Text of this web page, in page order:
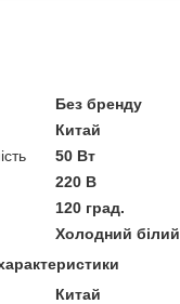
Без бренду
Китай
50 Вт
220 В
120 град.
Холодний білий
Китай